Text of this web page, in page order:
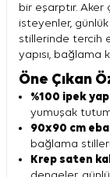
bir eşarptır.
isteyenler,
stillerinde tercih
yapısı, bağlama
Öne Çıkan
%100 ipek
yumuşak
90x90 cm
bağlama
Krep saten